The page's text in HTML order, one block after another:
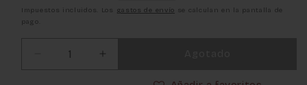
habitualde
Impuestos incluidos. Los gastos de envío se calculan en la pantalla de
pago.
Reducir